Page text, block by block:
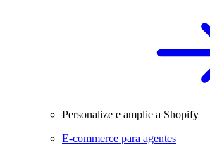
Personalize e amplie a Shopify
E-commerce para agentes